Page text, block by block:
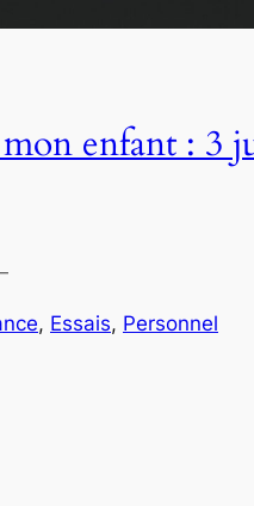
enfant : 3
, Essais, Personnel